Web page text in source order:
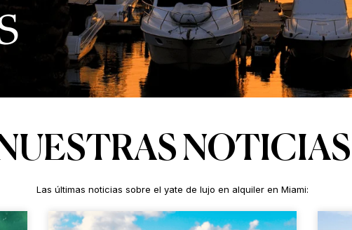
NOTICIAS
Las últimas noticias sobre el yate de lujo en alquiler en Miami: